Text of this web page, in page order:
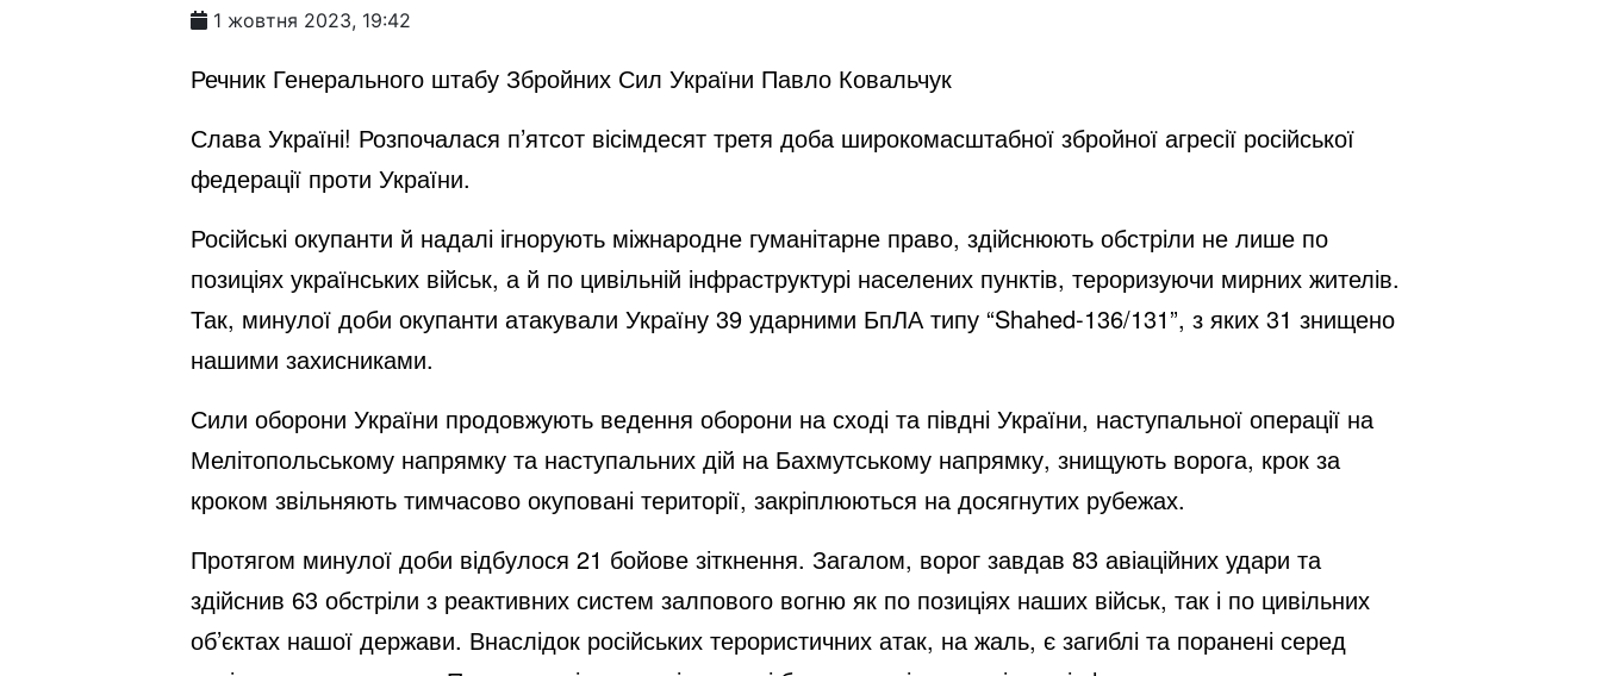
1 жовтня 2023, 19:42
Речник Генерального штабу Збройних Сил України Павло Ковальчук
Слава Україні! Розпочалася п’ятсот вісімдесят третя доба широкомасштабної збройної агресії російської
федерації проти України.
Російські окупанти й надалі ігнорують міжнародне гуманітарне право, здійснюють обстріли не лише по
позиціях українських військ, а й по цивільній інфраструктурі населених пунктів, тероризуючи мирних жителів.
Так, минулої доби окупанти атакували Україну 39 ударними БпЛА типу “Shahed-136/131”, з яких 31 знищено
нашими захисниками.
Сили оборони України продовжують ведення оборони на сході та півдні України, наступальної операції на
Мелітопольському напрямку та наступальних дій на Бахмутському напрямку, знищують ворога, крок за
кроком звільняють тимчасово окуповані території, закріплюються на досягнутих рубежах.
Протягом минулої доби відбулося 21 бойове зіткнення. Загалом, ворог завдав 83 авіаційних удари та
здійснив 63 обстріли з реактивних систем залпового вогню як по позиціях наших військ, так і по цивільних
об’єктах нашої держави. Внаслідок російських терористичних атак, на жаль, є загиблі та поранені серед